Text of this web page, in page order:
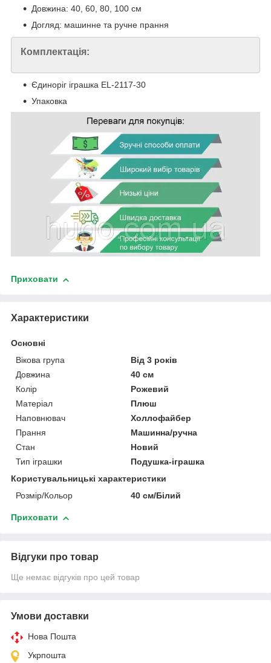
Довжина: 40, 60, 80, 100 см
Догляд: машинне та ручне прання
Комплектація:
Єдиноріг іграшка EL-2117-30
Упаковка
Приховати
Характеристики
Основні
Вікова група
Від 3 років
Довжина
40 см
Колір
Рожевий
Матеріал
Плюш
Наповнювач
Холлофайбер
Прання
Машинна/ручна
Стан
Новий
Тип іграшки
Подушка-іграшка
Користувальницькі характеристики
Розмір/Кольор
40 см/Білий
Приховати
Відгуки про товар
Ще немає відгуків про цей товар
Умови доставки
Нова Пошта
Укрпошта